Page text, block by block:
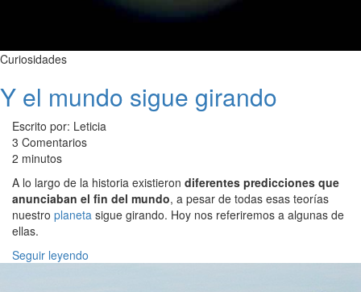
Curiosidades
Y el mundo sigue girando
Escrito por: Leticia
3 Comentarios
2 minutos
A lo largo de la historia existieron diferentes predicciones que
anunciaban el fin del mundo, a pesar de todas esas teorías
nuestro planeta sigue girando. Hoy nos referiremos a algunas de
ellas.
Seguir leyendo